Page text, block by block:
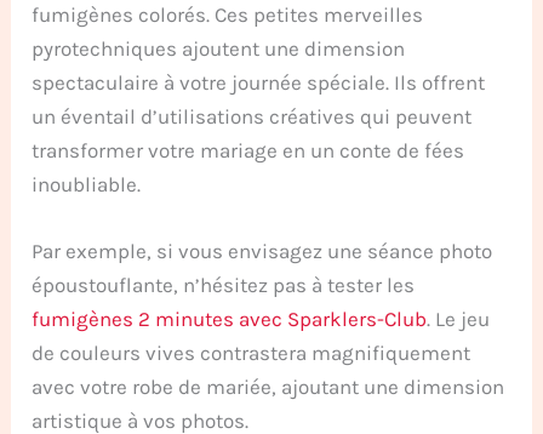
fumigènes colorés. Ces petites merveilles
pyrotechniques ajoutent une dimension
spectaculaire à votre journée spéciale. Ils offrent
un éventail d’utilisations créatives qui peuvent
transformer votre mariage en un conte de fées
inoubliable.
Par exemple, si vous envisagez une séance photo
époustouflante, n’hésitez pas à tester les
fumigènes 2 minutes avec Sparklers-Club. Le jeu
de couleurs vives contrastera magnifiquement
avec votre robe de mariée, ajoutant une dimension
artistique à vos photos.